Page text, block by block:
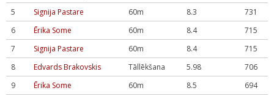
5
Signija Pastare 60m 8.3
731
6
Ērika Some 60m 8.4
715
7
Signija Pastare 60m 8.4
715
8
Edvards Brakovskis Tāllēkšana 5.98
706
9
Ērika Some 60m 8.5
694